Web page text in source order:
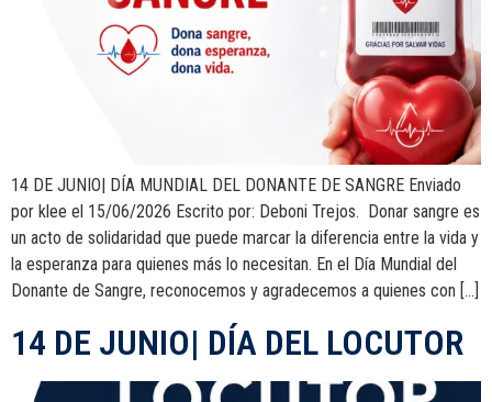
14 DE JUNIO| DÍA MUNDIAL DEL DONANTE DE SANGRE Enviado
por klee el 15/06/2026 Escrito por: Deboni Trejos. Donar sangre es
un acto de solidaridad que puede marcar la diferencia entre la vida y
la esperanza para quienes más lo necesitan. En el Día Mundial del
Donante de Sangre, reconocemos y agradecemos a quienes con […]
14 DE JUNIO| DÍA DEL LOCUTOR